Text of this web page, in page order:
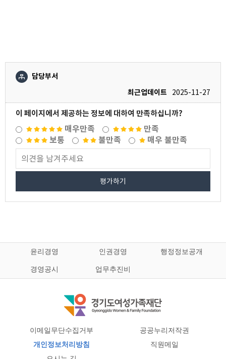
담당부서
최근업데이트
2025-11-27
이 페이지에서 제공하는 정보에 대하여 만족하십니까?
매우만족
만족
보통
불만족 매우 불만족
평가하기
윤리경영 인권경영 행정정보공개
경영공시 업무추진비
이메일무단수집거부
공공누리저작권
개인정보처리방침
직원메일